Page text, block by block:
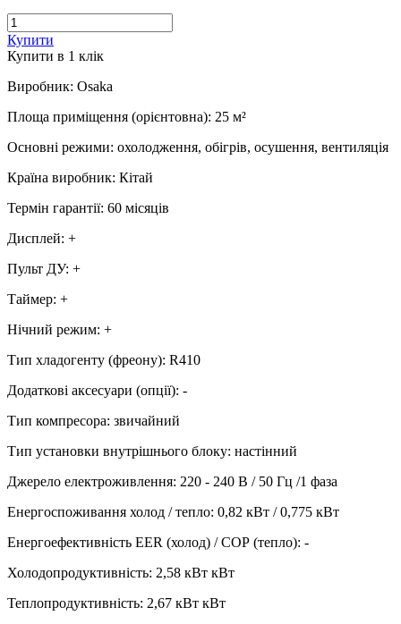
Купити
Купити в 1 клiк
Виробник: Osaka
Площа приміщення (орієнтовна): 25 м²
Основні режими: охолодження, обігрів, осушення, вентиляція
Країна виробник: Кітай
Термін гарантії: 60 місяців
Дисплей: +
Пульт ДУ: +
Таймер: +
Нічний режим: +
Тип хладогенту (фреону): R410
Додаткові аксесуари (опції): -
Тип компресора: звичайний
Тип установки внутрішнього блоку: настінний
Джерело електроживлення: 220 - 240 В / 50 Гц /1 фаза
Енергоспоживання холод / тепло: 0,82 кВт / 0,775 кВт
Енергоефективність EER (холод) / СОР (тепло): -
Холодопродуктивність: 2,58 кВт кВт
Теплопродуктивність: 2,67 кВт кВт